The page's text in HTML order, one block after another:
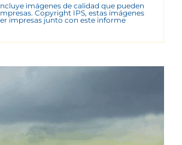
imágenes de calidad que pueden
Copyright IPS, estas imágenes
impresas junto con este informe